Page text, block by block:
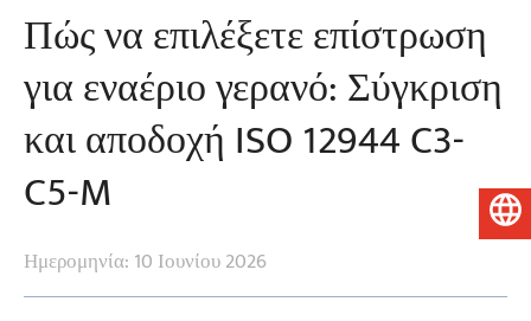
Πώς να επιλέξετε επίστρωση
για εναέριο γερανό: Σύγκριση
και αποδοχή ISO 12944 C3-
C5-M
Ημερομηνία: 10 Ιουνίου 2026
Ελληνικά